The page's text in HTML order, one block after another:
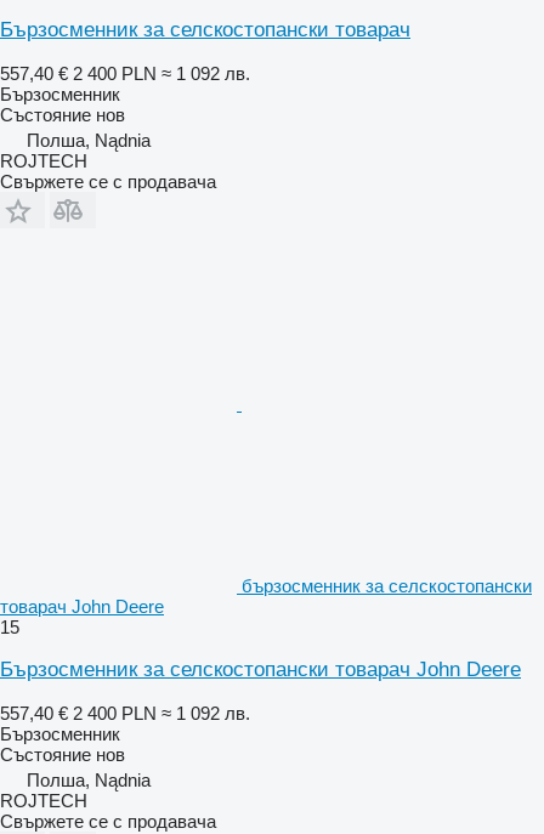
Бързосменник за селскостопански товарач
557,40 € 2 400 PLN ≈ 1 092 лв.
Бързосменник
Състояние нов
Полша, Nądnia
ROJTECH
Свържете се с продавача
бързосменник за селскостопански
товарач John Deere
15
Бързосменник за селскостопански товарач John Deere
557,40 € 2 400 PLN ≈ 1 092 лв.
Бързосменник
Състояние нов
Полша, Nądnia
ROJTECH
Свържете се с продавача